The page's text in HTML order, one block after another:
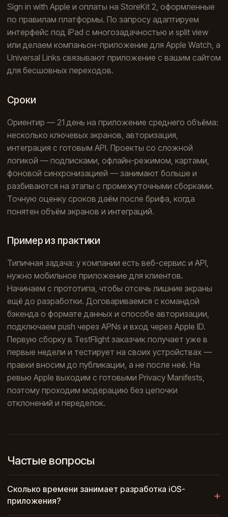
Sign in with Apple и оплаты на StoreKit 2, оформленные
по правилам платформы. По запросу адаптируем
интерфейс под iPad с многозадачностью и split view
или делаем компаньон-приложение для Apple Watch, а
Universal Links связывают приложение с вашим сайтом
для бесшовных переходов.
Сроки
Ориентир — 21 день на приложение среднего объёма:
несколько ключевых экранов, авторизация,
интеграция с готовым API. Проекты со сложной
логикой — подписками, офлайн-режимом, картами,
фоновой синхронизацией — занимают больше и
разбиваются на этапы с промежуточными сборками.
Точную оценку сроков даём после брифа, когда
понятен объём экранов и интеграций.
Пример из практики
Типичная задача: у компании есть веб-сервис и API,
нужно мобильное приложение для клиентов.
Начинаем с прототипа, чтобы отсечь лишние экраны
ещё до разработки. Договариваемся с командой
бэкенда о формате данных и способе авторизации,
подключаем push через APNs и вход через Apple ID.
Первую сборку в TestFlight заказчик получает уже в
первые недели и тестирует на своих устройствах —
правки вносим до публикации, а не после неё. На
ревью Apple выходим с готовыми Privacy Manifests,
поэтому проходим модерацию без цепочки
отклонений и переделок.
Частые вопросы
Сколько времени занимает разработка iOS-
приложения?